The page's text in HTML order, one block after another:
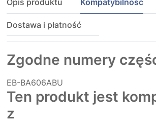
Opis produktu Kompatybilność
Dostawa i płatność
Zgodne numery
EB-BA606ABU
Ten produkt jest
z